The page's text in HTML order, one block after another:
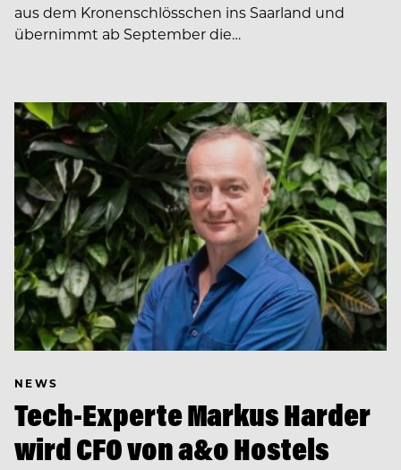
aus dem Kronenschlösschen ins Saarland und
übernimmt ab September die…
NEWS
Tech-Experte Markus Harder
wird CFO von a&o Hostels